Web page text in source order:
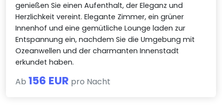
genießen Sie einen Aufenthalt, der Eleganz und
Herzlichkeit vereint. Elegante Zimmer, ein grüner
Innenhof und eine gemütliche Lounge laden zur
Entspannung ein, nachdem Sie die Umgebung mit
Ozeanwellen und der charmanten Innenstadt
erkundet haben.
Ab 156 EUR pro Nacht